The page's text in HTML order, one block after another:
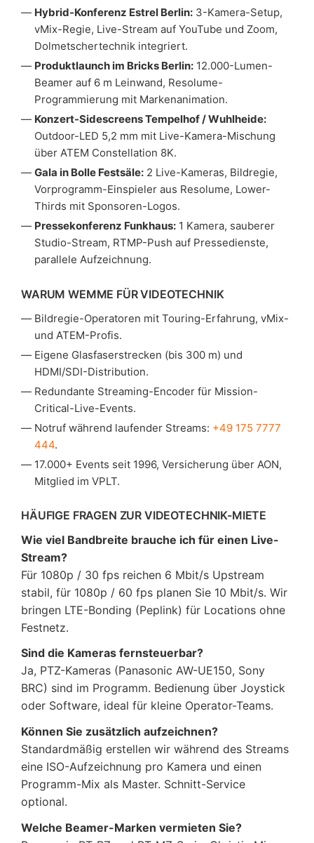
Hybrid-Konferenz Estrel Berlin: 3-Kamera-Setup,
vMix-Regie, Live-Stream auf YouTube und Zoom,
Dolmetschertechnik integriert.
Produktlaunch im Bricks Berlin: 12.000-Lumen-
Beamer auf 6 m Leinwand, Resolume-
Programmierung mit Markenanimation.
Konzert-Sidescreens Tempelhof / Wuhlheide:
Outdoor-LED 5,2 mm mit Live-Kamera-Mischung
über ATEM Constellation 8K.
Gala in Bolle Festsäle: 2 Live-Kameras, Bildregie,
Vorprogramm-Einspieler aus Resolume, Lower-
Thirds mit Sponsoren-Logos.
Pressekonferenz Funkhaus: 1 Kamera, sauberer
Studio-Stream, RTMP-Push auf Pressedienste,
parallele Aufzeichnung.
WARUM WEMME FÜR VIDEOTECHNIK
Bildregie-Operatoren mit Touring-Erfahrung, vMix-
und ATEM-Profis.
Eigene Glasfaserstrecken (bis 300 m) und
HDMI/SDI-Distribution.
Redundante Streaming-Encoder für Mission-
Critical-Live-Events.
Notruf während laufender Streams: +49 175 7777
444.
17.000+ Events seit 1996, Versicherung über AON,
Mitglied im VPLT.
HÄUFIGE FRAGEN ZUR VIDEOTECHNIK-MIETE
Wie viel Bandbreite brauche ich für einen Live-
Stream?
Für 1080p / 30 fps reichen 6 Mbit/s Upstream
stabil, für 1080p / 60 fps planen Sie 10 Mbit/s. Wir
bringen LTE-Bonding (Peplink) für Locations ohne
Festnetz.
Sind die Kameras fernsteuerbar?
Ja, PTZ-Kameras (Panasonic AW-UE150, Sony
BRC) sind im Programm. Bedienung über Joystick
oder Software, ideal für kleine Operator-Teams.
Können Sie zusätzlich aufzeichnen?
Standardmäßig erstellen wir während des Streams
eine ISO-Aufzeichnung pro Kamera und einen
Programm-Mix als Master. Schnitt-Service
optional.
Welche Beamer-Marken vermieten Sie?